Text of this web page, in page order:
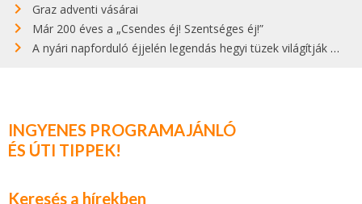
Graz adventi vásárai
Már 200 éves a „Csendes éj! Szentséges éj!”
A nyári napforduló éjjelén legendás hegyi tüzek világítják meg Zugspitzét
INGYENES PROGRAMAJÁNLÓ
ÉS ÚTI TIPPEK!
Keresés a hírekben